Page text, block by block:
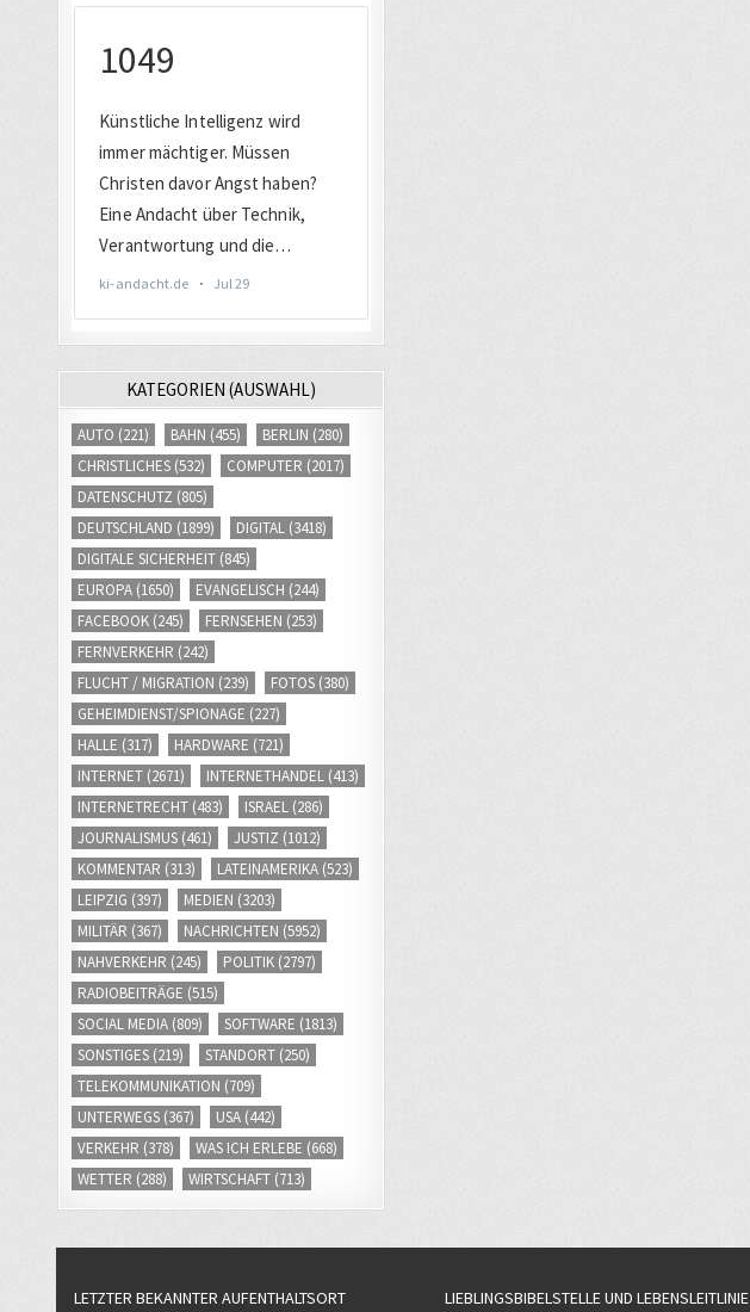
KATEGORIEN (AUSWAHL)
AUTO (221) BAHN (455) BERLIN (280)
CHRISTLICHES (532) COMPUTER (2017)
DATENSCHUTZ (805)
DEUTSCHLAND (1899) DIGITAL (3418)
DIGITALE SICHERHEIT (845)
EUROPA (1650) EVANGELISCH (244)
FACEBOOK (245) FERNSEHEN (253)
FERNVERKEHR (242)
FLUCHT / MIGRATION (239) FOTOS (380)
GEHEIMDIENST/SPIONAGE (227)
HALLE (317) HARDWARE (721)
INTERNET (2671) INTERNETHANDEL (413)
INTERNETRECHT (483) ISRAEL (286)
JOURNALISMUS (461) JUSTIZ (1012)
KOMMENTAR (313) LATEINAMERIKA (523)
LEIPZIG (397) MEDIEN (3203)
MILITÄR (367) NACHRICHTEN (5952)
NAHVERKEHR (245) POLITIK (2797)
RADIOBEITRÄGE (515)
SOCIAL MEDIA (809) SOFTWARE (1813)
SONSTIGES (219) STANDORT (250)
TELEKOMMUNIKATION (709)
UNTERWEGS (367) USA (442)
VERKEHR (378) WAS ICH ERLEBE (668)
WETTER (288) WIRTSCHAFT (713)
LETZTER BEKANNTER AUFENTHALTSORT LIEBLINGSBIBELSTELLE UND LEBENSLEITLINIE